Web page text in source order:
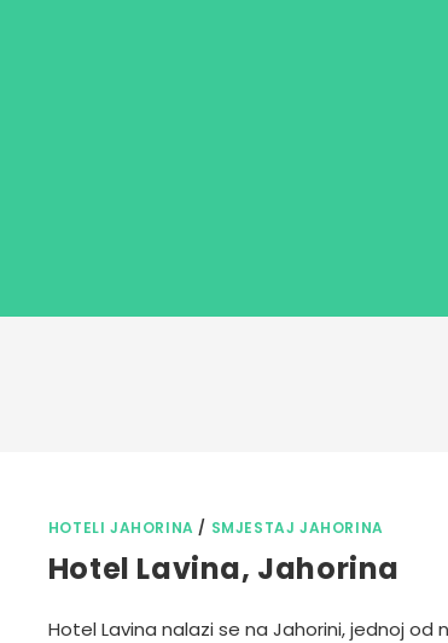
HOTELI JAHORINA / SMJESTAJ JAHORINA
Hotel Lavina, Jahorina
Hotel Lavina nalazi se na Jahorini, jednoj od